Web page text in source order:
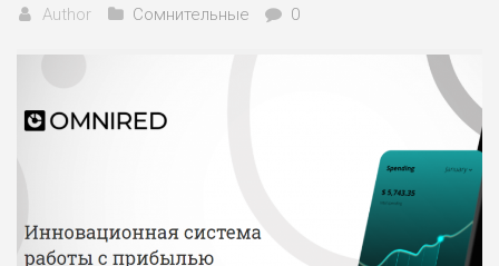
Author Сомнительные 0